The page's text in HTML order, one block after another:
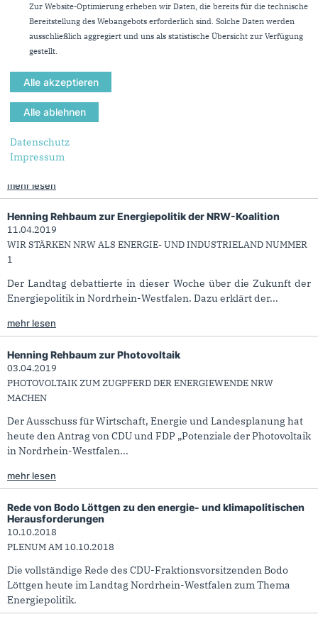
Energie, Michael Vassiliadis, war am Dienstag prominenter...
mehr lesen
10.07.2019
FORSCHUNG UND INNOVATIONEN SICHERN DIE
ENERGIEVERSORGUNG DER ZUKUNFT
wurde die Energieversorgungsstrategie für Nordrhein-
Westfalen...
mehr lesen
Henning Rehbaum zur Energiepolitik der NRW-Koalition
11.04.2019
WIR STÄRKEN NRW ALS ENERGIE- UND INDUSTRIELAND NUMMER
1
Der Landtag debattierte in dieser Woche über die Zukunft der
Energiepolitik in Nordrhein-Westfalen. Dazu erklärt der...
mehr lesen
Henning Rehbaum zur Photovoltaik
03.04.2019
PHOTOVOLTAIK ZUM ZUGPFERD DER ENERGIEWENDE NRW
MACHEN
Der Ausschuss für Wirtschaft, Energie und Landesplanung hat
heute den Antrag von CDU und FDP „Potenziale der Photovoltaik
in Nordrhein-Westfalen...
mehr lesen
Rede von Bodo Löttgen zu den energie- und klimapolitischen
Herausforderungen
10.10.2018
PLENUM AM 10.10.2018
Die vollständige Rede des CDU-Fraktionsvorsitzenden Bodo
Löttgen heute im Landtag Nordrhein-Westfalen zum Thema
Energiepolitik.
Zur Website-Optimierung erheben wir Daten, die bereits für die technische
Bereitstellung des Webangebots erforderlich sind. Solche Daten werden
ausschließlich aggregiert und uns als statistische Übersicht zur Verfügung
gestellt.
Datenschutz
Impressum